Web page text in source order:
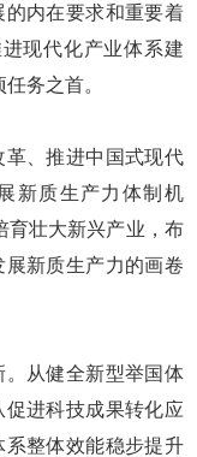
内在要求和重要着
现代化产业体系建
务之首。
、推进中国式现代
新质生产力体制机
育壮大新兴产业，布
新质生产力的画卷
从健全新型举国体
进科技成果转化应
系整体效能稳步提升